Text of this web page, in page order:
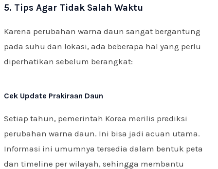
5. Tips Agar Tidak Salah Waktu
Karena perubahan warna daun sangat bergantung
pada suhu dan lokasi, ada beberapa hal yang perlu
diperhatikan sebelum berangkat:
Cek Update Prakiraan Daun
Setiap tahun, pemerintah Korea merilis prediksi
perubahan warna daun. Ini bisa jadi acuan utama.
Informasi ini umumnya tersedia dalam bentuk peta
dan timeline per wilayah, sehingga membantu